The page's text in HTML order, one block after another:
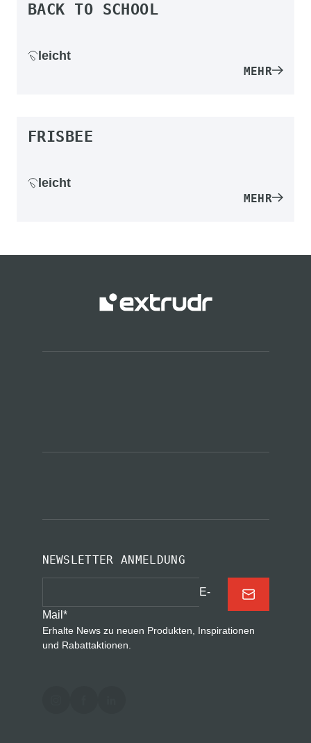
BACK TO SCHOOL
leicht
MEHR
FRISBEE
leicht
MEHR
NEWSLETTER ANMELDUNG
E-
Mail *
Erhalte News zu neuen Produkten, Inspirationen
und Rabattaktionen.